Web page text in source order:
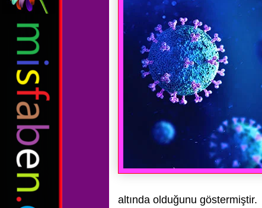
altında olduğunu göstermiştir.